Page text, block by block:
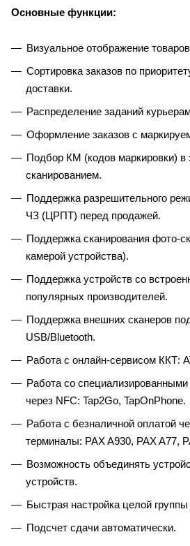
Основные функции:
Визуальное отображение
Сортировка заказов по
доставки.
Распределение заданий
Оформление заказов с
Подбор КМ (кодов маркировки) в
сканированием.
Поддержка разрешительного
ЧЗ (ЦРПТ) перед продажей.
Поддержка сканирования фото-
камерой устройства).
Поддержка устройств со
популярных производителей.
Поддержка внешних сканеров
USB/Bluetooth.
Работа с онлайн-сервисом ККТ:
Работа со
через NFC: Tap2Go, TapOnPhone.
Работа с безналичной оплатой
терминалы: PAX A930, PAX A77,
Возможность объединять
устройств.
Быстрая настройка целой группы
Подсчет сдачи автоматически.